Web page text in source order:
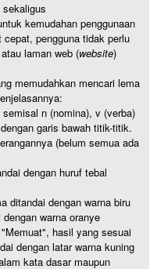
kemudahan penggunaan
pengguna tidak perlu
laman web (website)
memudahkan mencari lema
n (nomina), v (verba)
garis bawah titik-titik.
(belum semua ada
dengan huruf tebal
ditandai dengan warna biru
warna oranye
hasil yang sesuai
dengan latar warna kuning
kata dasar maupun